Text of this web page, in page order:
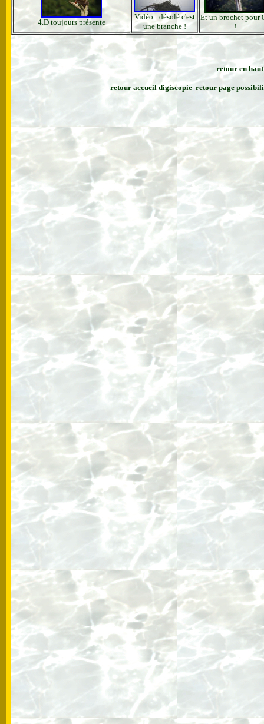
4.D toujours présente
Vidéo : désolé c'est
une branche !
Et un brochet pour
!
retour en haut
retour accueil digiscopie retour page